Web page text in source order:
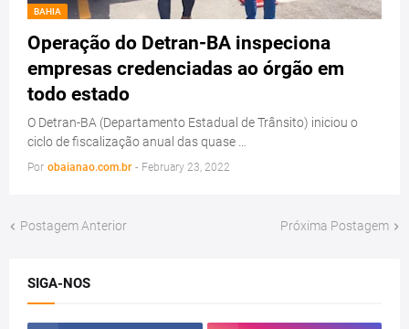
BAHIA
Operação do Detran-BA inspeciona
empresas credenciadas ao órgão em
todo estado
O Detran-BA (Departamento Estadual de Trânsito) iniciou o
ciclo de fiscalização anual das quase …
Por obaianao.com.br - February 23, 2022
Postagem Anterior Próxima Postagem
SIGA-NOS